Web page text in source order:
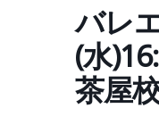
バレ
(水
茶屋